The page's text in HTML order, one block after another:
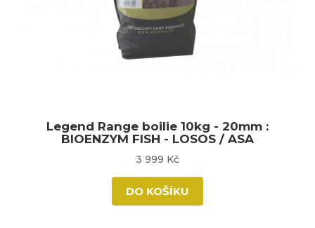
Legend Range boilie 10kg - 20mm :
BIOENZYM FISH - LOSOS / ASA
3 999 Kč
DO KOŠÍKU